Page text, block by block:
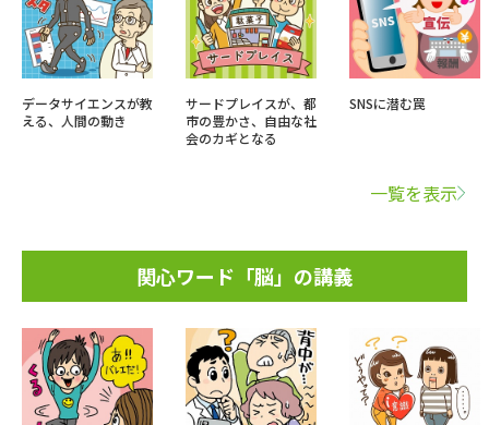
データサイエンスが教
える、人間の動き
サードプレイスが、都
市の豊かさ、自由な社
会のカギとなる
SNSに潜む罠
一覧を表示
関心ワード「脳」の講義